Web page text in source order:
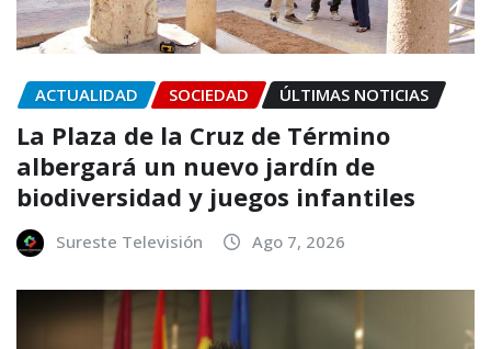
ACTUALIDAD SOCIEDAD ÚLTIMAS NOTICIAS
La Plaza de la Cruz de Término
albergará un nuevo jardín de
biodiversidad y juegos infantiles
Sureste Televisión Ago 7, 2026